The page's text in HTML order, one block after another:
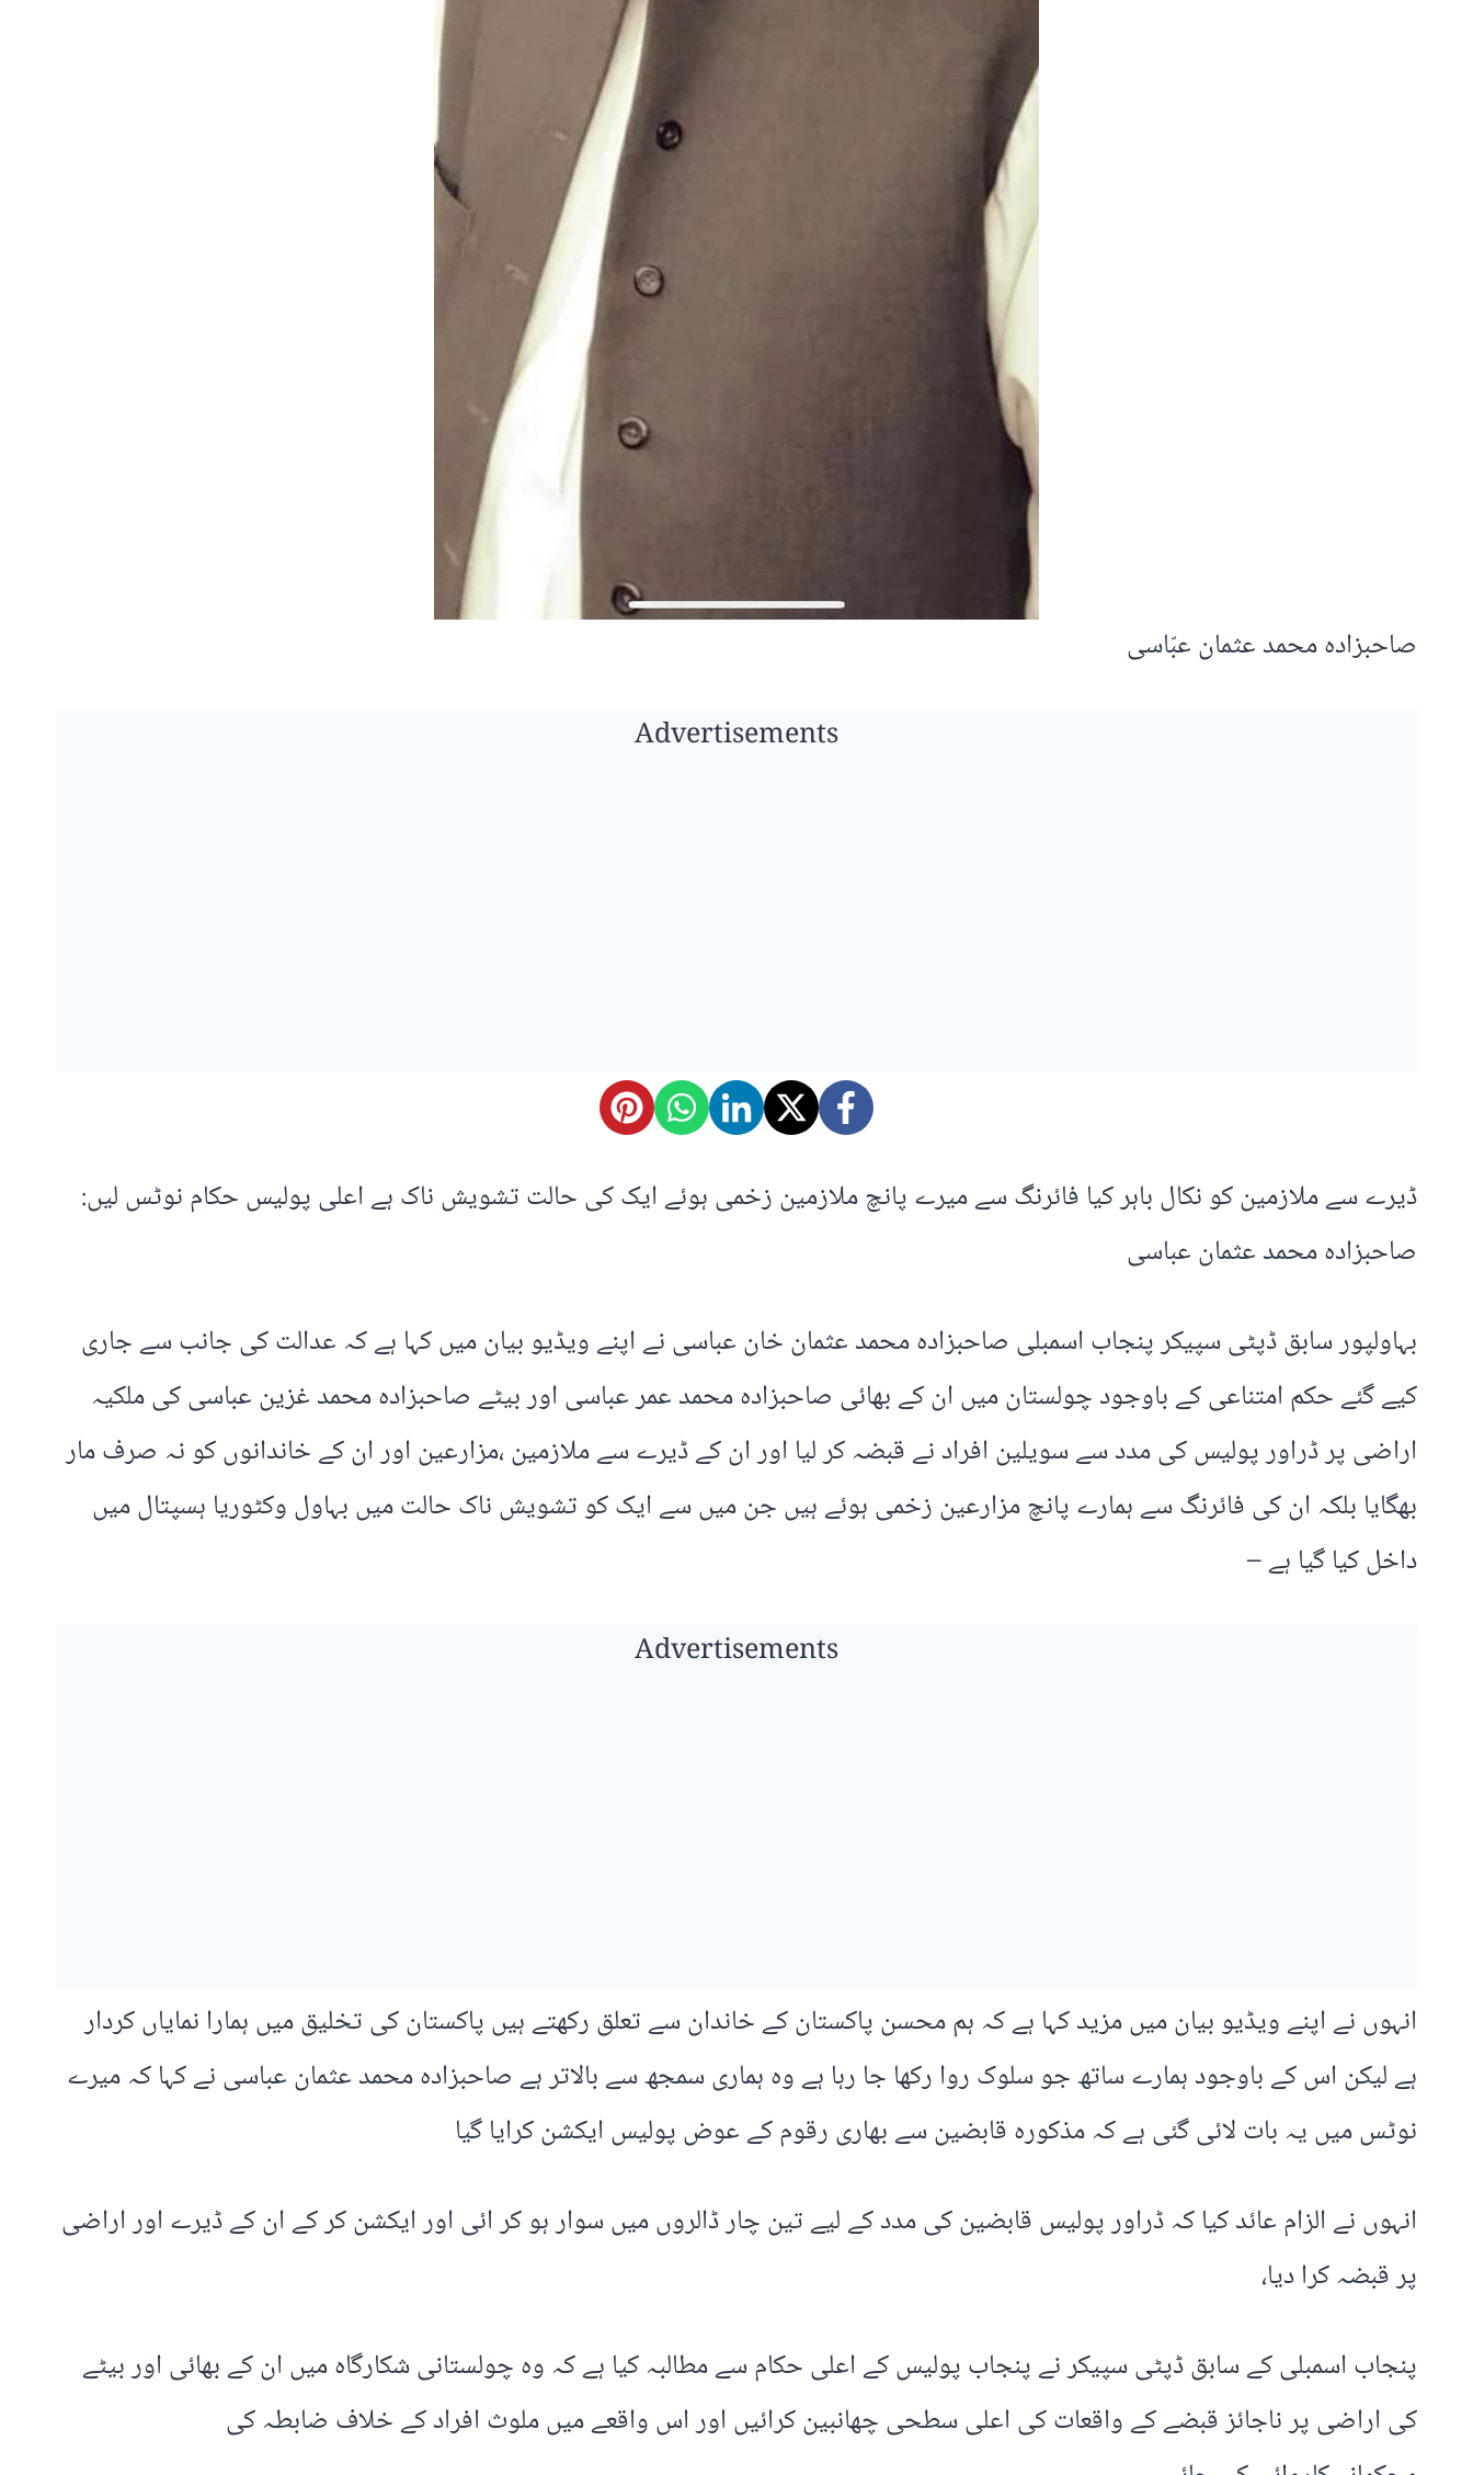
صاحبزادہ محمد عثمان عبّاسی
Advertisements
ڈیرے سے ملازمین کو نکال باہر کیا فائرنگ سے میرے پانچ ملازمین زخمی ہوئے ایک کی حالت تشویش ناک ہے اعلی پولیس حکام نوٹس لیں:
صاحبزادہ محمد عثمان عباسی
بہاولپور سابق ڈپٹی سپیکر پنجاب اسمبلی صاحبزادہ محمد عثمان خان عباسی نے اپنے ویڈیو بیان میں کہا ہے کہ عدالت کی جانب سے جاری
کیے گئے حکم امتناعی کے باوجود چولستان میں ان کے بھائی صاحبزادہ محمد عمر عباسی اور بیٹے صاحبزادہ محمد غزین عباسی کی ملکیہ
اراضی پر ڈراور پولیس کی مدد سے سویلین افراد نے قبضہ کر لیا اور ان کے ڈیرے سے ملازمین ،مزارعین اور ان کے خاندانوں کو نہ صرف مار
بھگایا بلکہ ان کی فائرنگ سے ہمارے پانچ مزارعین زخمی ہوئے ہیں جن میں سے ایک کو تشویش ناک حالت میں بہاول وکٹوریا ہسپتال میں
داخل کیا گیا ہے –
Advertisements
انہوں نے اپنے ویڈیو بیان میں مزید کہا ہے کہ ہم محسن پاکستان کے خاندان سے تعلق رکھتے ہیں پاکستان کی تخلیق میں ہمارا نمایاں کردار
ہے لیکن اس کے باوجود ہمارے ساتھ جو سلوک روا رکھا جا رہا ہے وہ ہماری سمجھ سے بالاتر ہے صاحبزادہ محمد عثمان عباسی نے کہا کہ میرے
نوٹس میں یہ بات لائی گئی ہے کہ مذکورہ قابضین سے بھاری رقوم کے عوض پولیس ایکشن کرایا گیا
انہوں نے الزام عائد کیا کہ ڈراور پولیس قابضین کی مدد کے لیے تین چار ڈالروں میں سوار ہو کر ائی اور ایکشن کر کے ان کے ڈیرے اور اراضی
پر قبضہ کرا دیا،
پنجاب اسمبلی کے سابق ڈپٹی سپیکر نے پنجاب پولیس کے اعلی حکام سے مطالبہ کیا ہے کہ وہ چولستانی شکارگاہ میں ان کے بھائی اور بیٹے
کی اراضی پر ناجائز قبضے کے واقعات کی اعلی سطحی چھانبین کرائیں اور اس واقعے میں ملوث افراد کے خلاف ضابطہ کی